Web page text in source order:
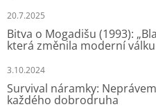
20.7.2025
Bitva o Mogadišu (1993):
která změnila moderní válku
3.10.2024
Survival náramky:
každého dobrodruha